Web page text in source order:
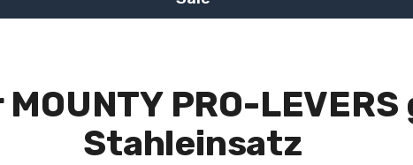
PRO-
Stahleinsatz